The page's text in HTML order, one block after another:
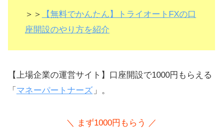
＞＞
【無料でかんたん】トライオートFXの口
座開設のやり方を紹介
【上場企業の運営サイト】口座開設で1000円もらえる
「 マネーパートナーズ 」。
＼ まず1000円もらう ／